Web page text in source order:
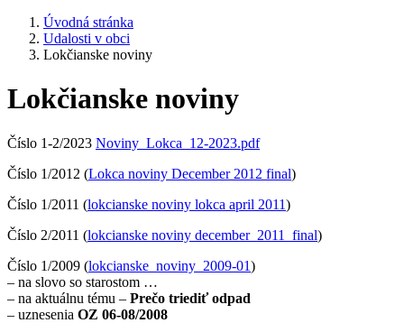
Úvodná stránka
Udalosti v obci
Lokčianske noviny
Lokčianske noviny
Číslo 1-2/2023 Noviny_Lokca_12-2023.pdf
Číslo 1/2012 (Lokca noviny December 2012 final)
Číslo 1/2011 (lokcianske noviny lokca april 2011)
Číslo 2/2011 (lokcianske noviny december_2011_final)
Číslo 1/2009 (lokcianske_noviny_2009-01)
– na slovo so starostom …
– na aktuálnu tému – Prečo triediť odpad
– uznesenia OZ 06-08/2008